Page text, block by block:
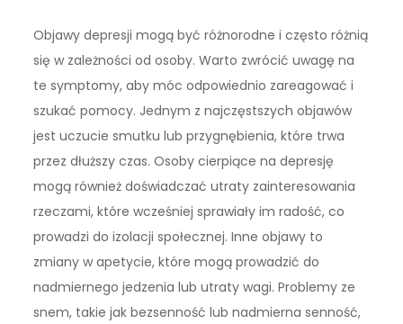
Objawy depresji mogą być różnorodne i często różnią
się w zależności od osoby. Warto zwrócić uwagę na
te symptomy, aby móc odpowiednio zareagować i
szukać pomocy. Jednym z najczęstszych objawów
jest uczucie smutku lub przygnębienia, które trwa
przez dłuższy czas. Osoby cierpiące na depresję
mogą również doświadczać utraty zainteresowania
rzeczami, które wcześniej sprawiały im radość, co
prowadzi do izolacji społecznej. Inne objawy to
zmiany w apetycie, które mogą prowadzić do
nadmiernego jedzenia lub utraty wagi. Problemy ze
snem, takie jak bezsenność lub nadmierna senność,